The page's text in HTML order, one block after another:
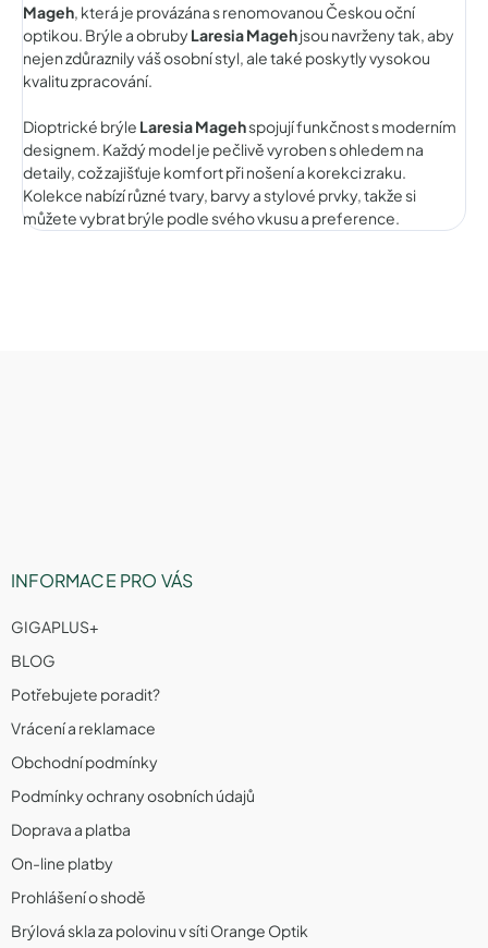
Mageh, která je provázána s renomovanou Českou oční
optikou. Brýle a obrubyLaresia Magehjsou navrženy tak, aby
nejen zdůraznily váš osobní styl, ale také poskytly vysokou
kvalitu zpracování.
Dioptrické brýle Laresia Magehspojují funkčnost s moderním
designem. Každý model je pečlivě vyroben s ohledem na
detaily, což zajišťuje komfort při nošení a korekci zraku.
Kolekce nabízí různé tvary, barvy a stylové prvky, takže si
můžete vybrat brýle podle svého vkusu a preference.
INFORMACE PRO VÁS
GIGAPLUS+
BLOG
Potřebujete poradit?
Vrácení a reklamace
Obchodní podmínky
Podmínky ochrany osobních údajů
Doprava a platba
On-line platby
Prohlášení o shodě
Brýlová skla za polovinu v síti Orange Optik